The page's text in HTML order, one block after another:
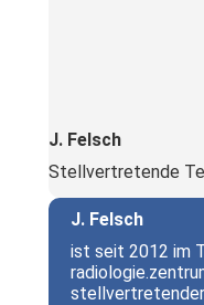
J. Felsch
Stellvertretende
J. Felsch
ist seit 2012 im